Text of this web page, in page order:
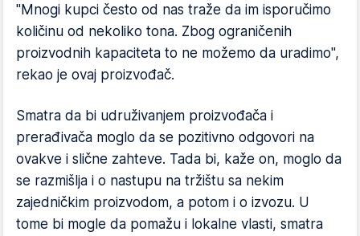
"Mnogi kupci često od nas traže da im isporučimo
količinu od nekoliko tona. Zbog ograničenih
proizvodnih kapaciteta to ne možemo da uradimo",
rekao je ovaj proizvođač.
Smatra da bi udruživanjem proizvođača i
prerađivača moglo da se pozitivno odgovori na
ovakve i slične zahteve. Tada bi, kaže on, moglo da
se razmišlja i o nastupu na tržištu sa nekim
zajedničkim proizvodom, a potom i o izvozu. U
tome bi mogle da pomažu i lokalne vlasti, smatra